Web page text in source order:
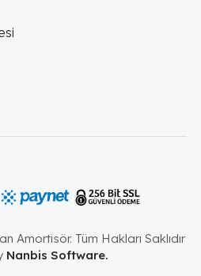
Amortisör. Tüm Hakları Saklıdır
Nanbis Software.